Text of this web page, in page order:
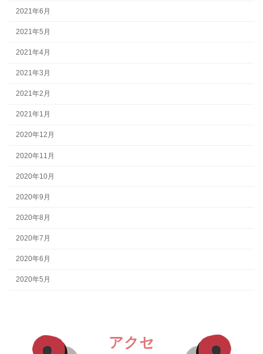
2021年6月
2021年5月
2021年4月
2021年3月
2021年2月
2021年1月
2020年12月
2020年11月
2020年10月
2020年9月
2020年8月
2020年7月
2020年6月
2020年5月
アクセ